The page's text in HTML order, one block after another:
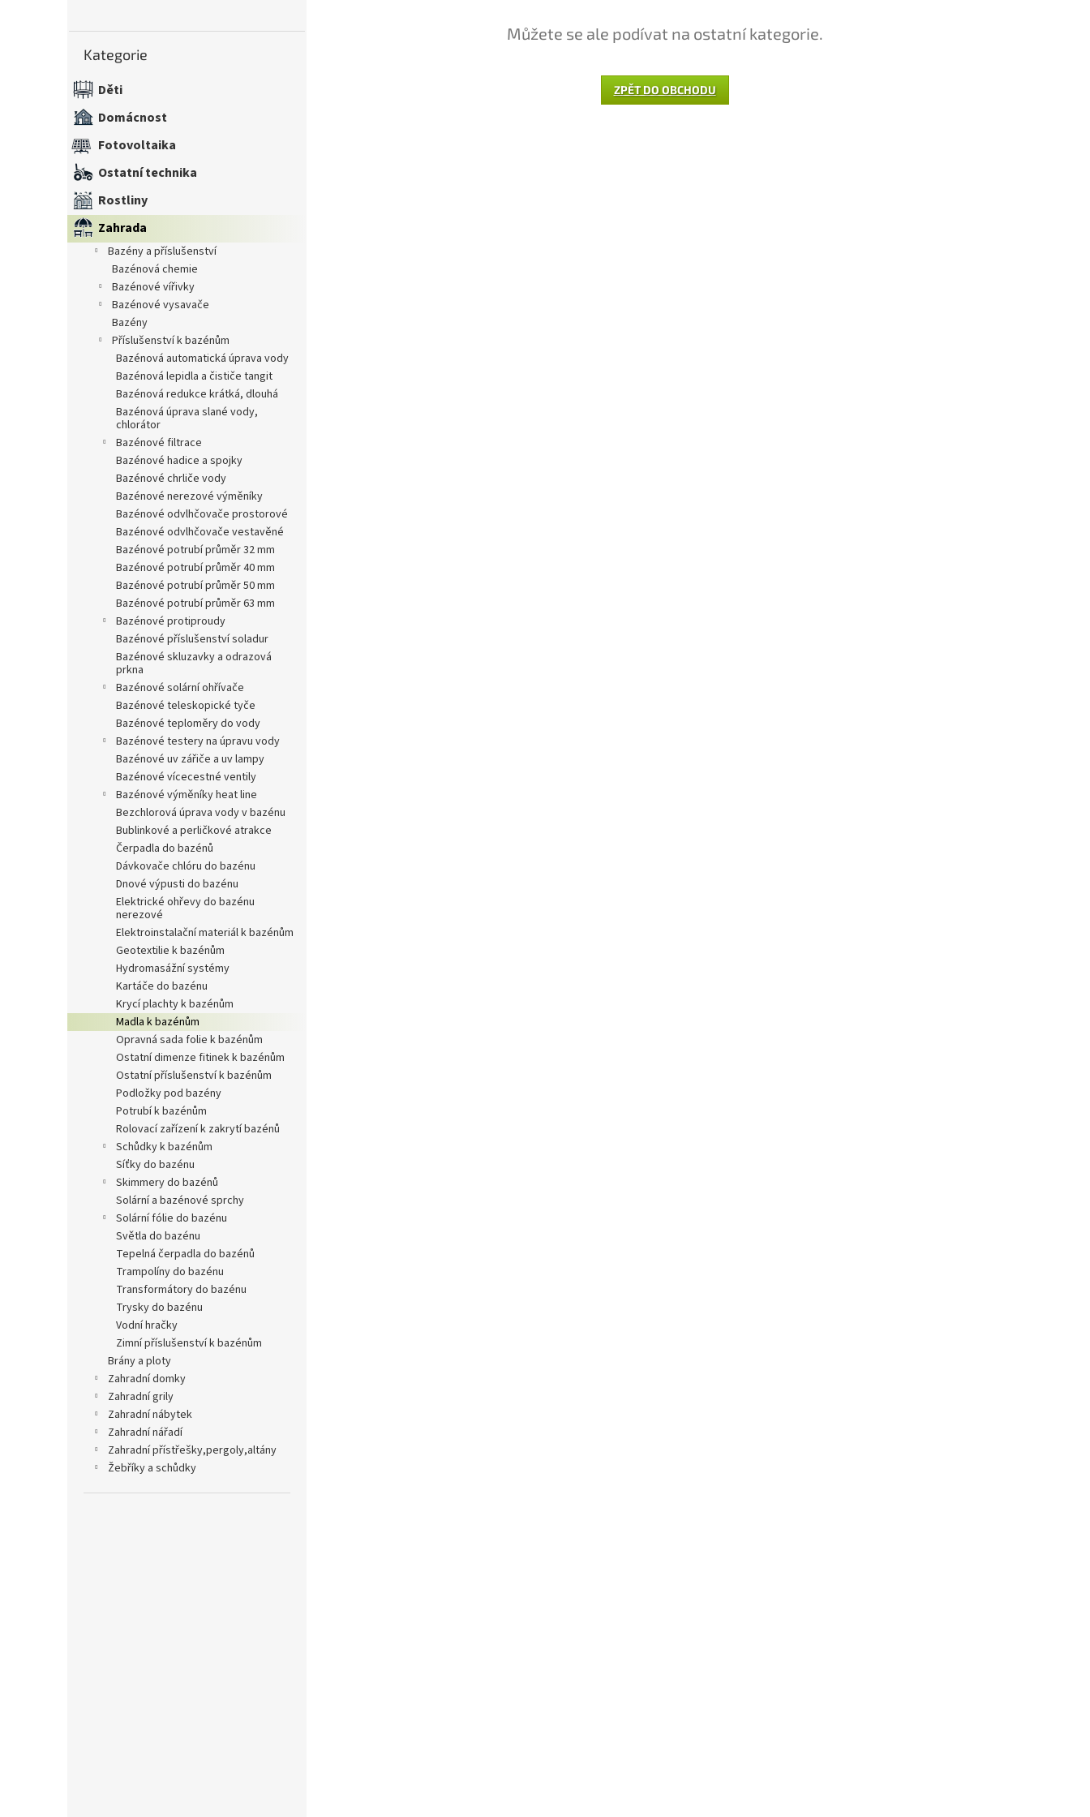
e
kategorie
Kategorie
Děti
Domácnost
Fotovoltaika
Ostatní technika
Rostliny
Zahrada
bazény a příslušenství
bazénová chemie
bazénové vířivky
bazénové vysavače
bazény
příslušenství k bazénům
bazénová automatická úprava vody
bazénová lepidla a čističe tangit
bazénová redukce krátká, dlouhá
bazénová úprava slané vody,
chlorátor
bazénové filtrace
bazénové hadice a spojky
bazénové chrliče vody
bazénové nerezové výměníky
bazénové odvlhčovače prostorové
bazénové odvlhčovače vestavěné
bazénové potrubí průměr 32 mm
bazénové potrubí průměr 40 mm
bazénové potrubí průměr 50 mm
bazénové potrubí průměr 63 mm
bazénové protiproudy
bazénové příslušenství soladur
bazénové skluzavky a odrazová
prkna
bazénové solární ohřívače
bazénové teleskopické tyče
bazénové teploměry do vody
bazénové testery na úpravu vody
bazénové uv zářiče a uv lampy
bazénové vícecestné ventily
bazénové výměníky heat line
bezchlorová úprava vody v bazénu
bublinkové a perličkové atrakce
čerpadla do bazénů
dávkovače chlóru do bazénu
dnové výpusti do bazénu
elektrické ohřevy do bazénu
nerezové
elektroinstalační materiál k bazénům
geotextilie k bazénům
hydromasážní systémy
kartáče do bazénu
krycí plachty k bazénům
madla k bazénům
opravná sada folie k bazénům
ostatní dimenze fitinek k bazénům
ostatní příslušenství k bazénům
podložky pod bazény
potrubí k bazénům
rolovací zařízení k zakrytí bazénů
schůdky k bazénům
síťky do bazénu
skimmery do bazénů
solární a bazénové sprchy
solární fólie do bazénu
světla do bazénu
tepelná čerpadla do bazénů
trampolíny do bazénu
transformátory do bazénu
trysky do bazénu
vodní hračky
zimní příslušenství k bazénům
brány a ploty
zahradní domky
zahradní grily
zahradní nábytek
zahradní nářadí
zahradní přístřešky,pergoly,altány
žebříky a schůdky
Můžete se ale podívat na ostatní kategorie.
ZPĚT DO OBCHODU